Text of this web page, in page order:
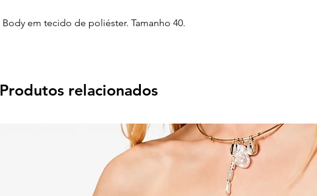
Body em tecido de poliéster. Tamanho 40.
Produtos relacionados